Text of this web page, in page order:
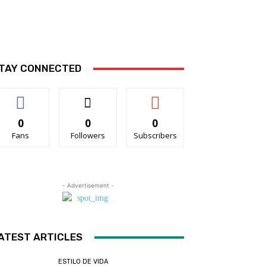
CONNECTED
0
Fans
0
Followers
0
Subscribers
- Advertisement -
ARTICLES
ESTILO DE VIDA